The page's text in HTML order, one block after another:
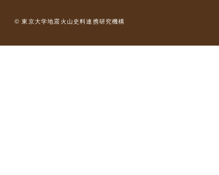
© 東京大学地震火山史料連携研究機構